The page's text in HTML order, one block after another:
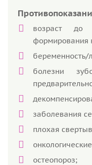
возраст
формирования
беременность/
болезни
заболевания
плохая
остеопороз;